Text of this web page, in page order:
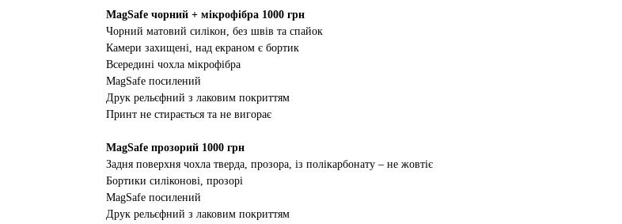
MagSafe чорний + мікрофібра 1000 грн
Чорний матовий силікон, без швів та спайок
Камери захищені, над екраном є бортик
Всередині чохла мікрофібра
MagSafe посилений
Друк рельєфний з лаковим покриттям
Принт не стирається та не вигорає
MagSafe прозорий 1000 грн
Задня поверхня чохла тверда, прозора, із полікарбонату – не жовтіє
Бортики силіконові, прозорі
MagSafe посилений
Друк рельєфний з лаковим покриттям